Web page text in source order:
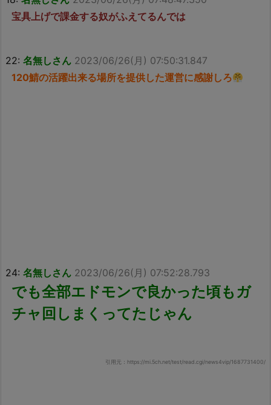
宝具上げで課金する奴がふえてるんでは
22: 名無しさん 2023/06/26(月) 07:50:31.847
120鯖の活躍出来る場所を提供した運営に感謝しろ
24: 名無しさん 2023/06/26(月) 07:52:28.793
でも全部エドモンで良かった頃もガ
チャ回しまくってたじゃん
引用元：https://mi.5ch.net/test/read.cgi/news4vip/1687731400/